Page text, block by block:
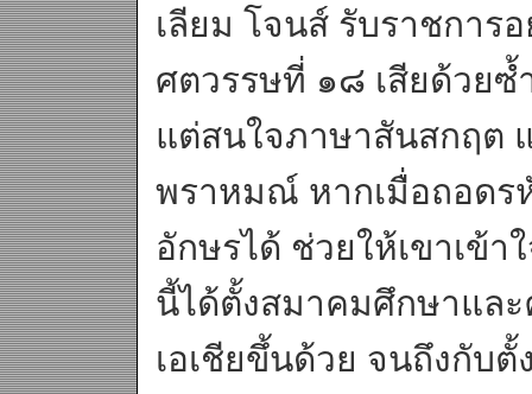
เลียม โจนส์ รับราชการ
ศตวรรษที่ ๑๘ เสียด้วย
แต่สนใจภาษาสันสกฤต
พราหมณ์ หากเมื่อถอดร
อักษรได้ ช่วยให้เขาเข้า
นี้ได้ตั้งสมาคมศึกษาแล
เอเชียขึ้นด้วย จนถึงกับตั้